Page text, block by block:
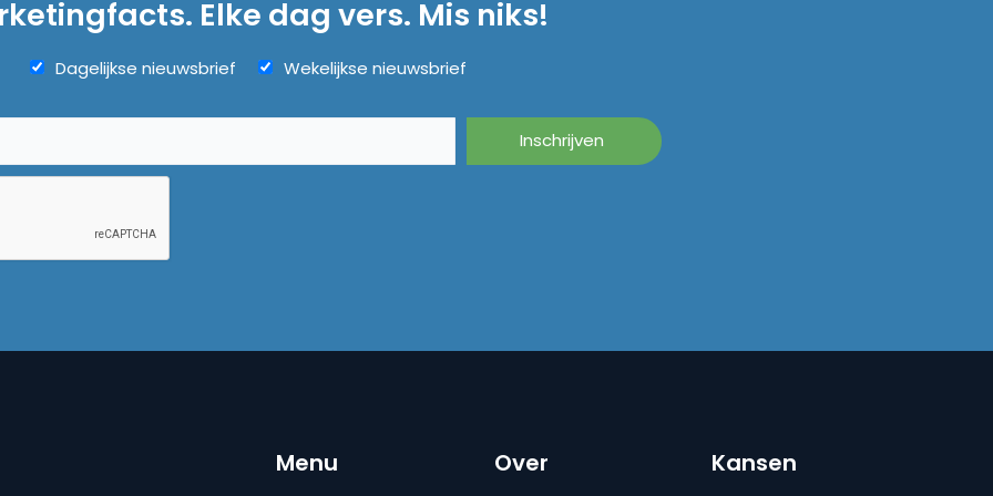
Elke dag vers. Mis niks!
Dagelijkse nieuwsbrief Wekelijkse nieuwsbrief
Menu Over Kansen